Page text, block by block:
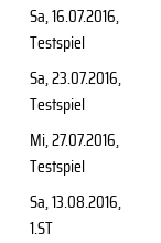
Sa, 16.07.2016,
Testspiel
Sa, 23.07.2016,
Testspiel
Mi, 27.07.2016,
Testspiel
Sa, 13.08.2016,
1.ST